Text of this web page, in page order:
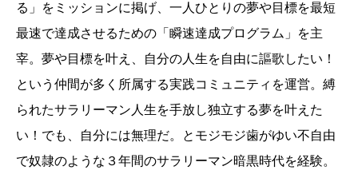
る」をミッションに掲げ、一人ひとりの夢や目標を最短
最速で達成させるための「瞬速達成プログラム」を主
宰。夢や目標を叶え、自分の人生を自由に謳歌したい！
という仲間が多く所属する実践コミュニティを運営。縛
られたサラリーマン人生を手放し独立する夢を叶えた
い！でも、自分には無理だ。とモジモジ歯がゆい不自由
で奴隷のような３年間のサラリーマン暗黒時代を経験。